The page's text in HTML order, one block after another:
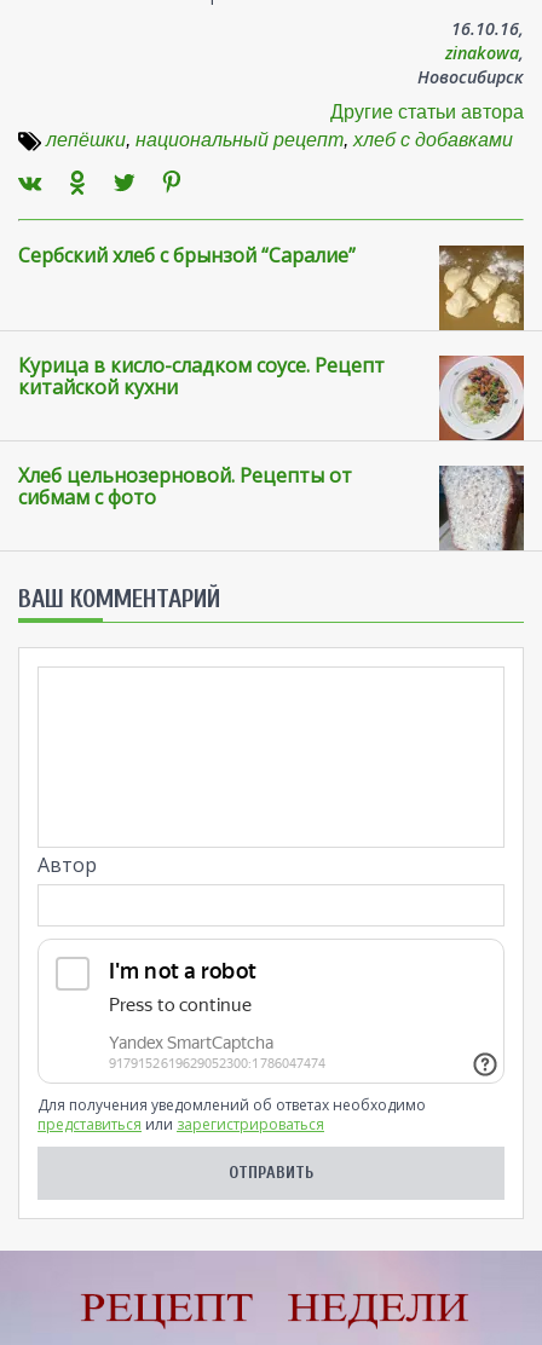
16.10.16,
zinakowa,
Новосибирск
Другие статьи автора
лепёшки, национальный рецепт, хлеб с добавками
Сербский хлеб с брынзой “Саралие”
Курица в кисло-сладком соусе. Рецепт
китайской кухни
Хлеб цельнозерновой. Рецепты от
сибмам с фото
ВАШ КОММЕНТАРИЙ
Автор
Для получения уведомлений об ответах необходимо
представиться или зарегистрироваться